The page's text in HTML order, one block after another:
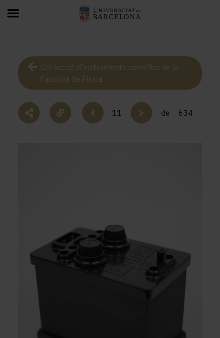
Col·lecció d’instruments científics de la
Facultat de Física
11 de 634